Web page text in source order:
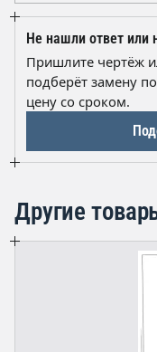
обозначением
кольцо может не
сомневаетесь,
замерами —
На отгружаемую
качества с
датой
отгрузочные
соответствия
Не нашли ответ или
Пришлите чертёж
подберёт замену
цену со сроком.
Другие